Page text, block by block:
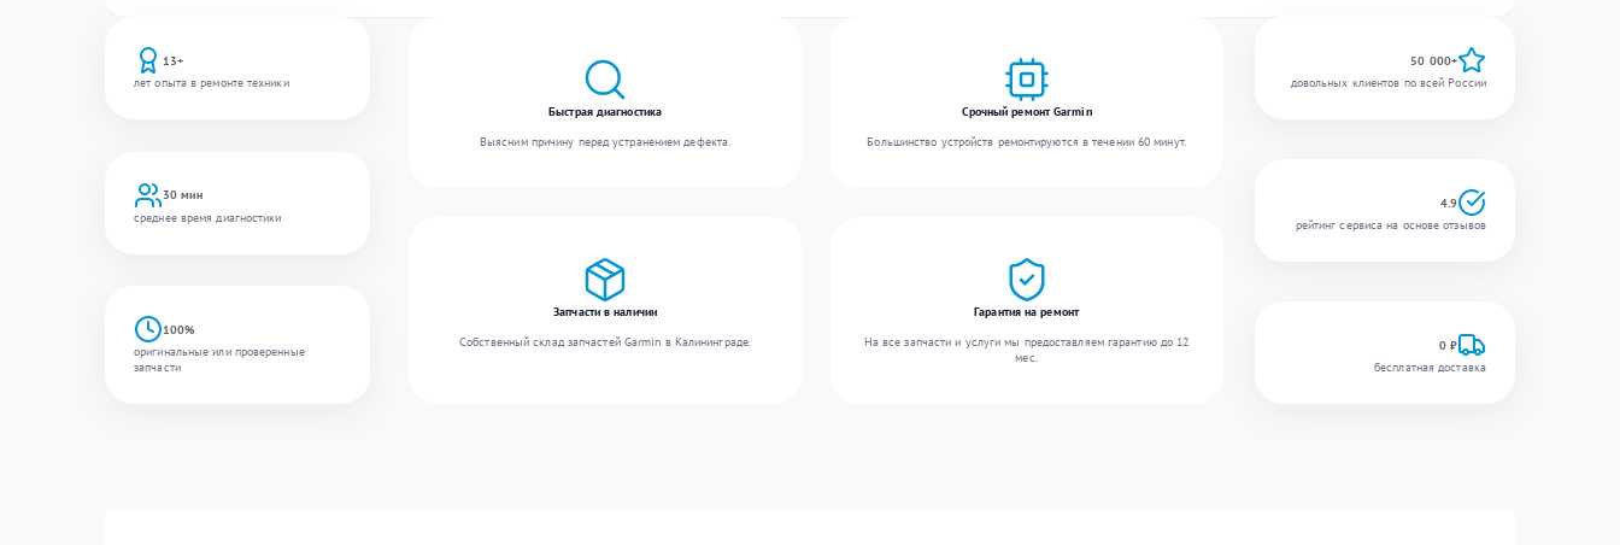
13+
лет опыта в ремонте техники
30 мин
среднее время диагностики
100%
оригинальные или проверенные
запчасти
Быстрая диагностика
Выясним причину перед устранением дефекта.
Срочный ремонт Garmin
Большинство устройств ремонтируются в течении 60 минут.
Запчасти в наличии
Собственный склад запчастей Garmin в Калининграде.
Гарантия на ремонт
На все запчасти и услуги мы предоставляем гарантию до 12
мес.
50 000+
довольных клиентов по всей России
4.9
рейтинг сервиса на основе отзывов
0 ₽
бесплатная доставка